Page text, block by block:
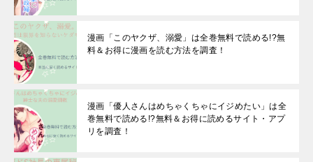
漫画「このヤクザ、溺愛」は全巻無料で読める!?無
料＆お得に漫画を読む⽅法を調査！
漫画「優人さんはめちゃくちゃにイジめたい」は全
巻無料で読める!?無料＆お得に読めるサイト・アプ
リを調査！